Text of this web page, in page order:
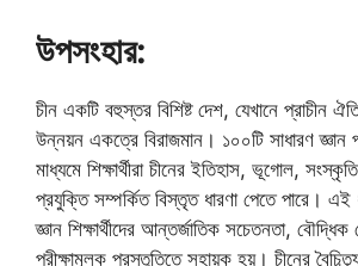
উপসংহার:
চীন একটি বহুস্তর বিশিষ্ট দেশ, যেখানে প্রাচীন
উন্নয়ন একত্রে বিরাজমান। ১০০টি সাধারণ
মাধ্যমে শিক্ষার্থীরা চীনের ইতিহাস, ভূগোল,
প্রযুক্তি সম্পর্কিত বিস্তৃত ধারণা পেতে পারে।
জ্ঞান শিক্ষার্থীদের আন্তর্জাতিক সচেতনতা,
পরীক্ষামূলক প্রস্তুতিতে সহায়ক হয়। চীনের